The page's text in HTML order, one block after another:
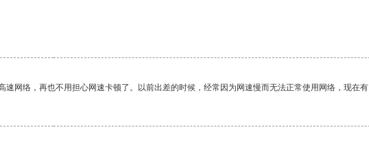
网络，再也不用担心网速卡顿了。以前出差的时候，经常因为网速慢而无法正常使用网络，现在有